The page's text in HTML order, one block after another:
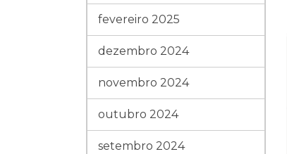
fevereiro 2025
dezembro 2024
novembro 2024
outubro 2024
setembro 2024